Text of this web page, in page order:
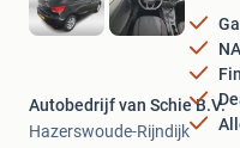
Autobedrijf van Schie B.V.
Hazerswoude-Rijndijk